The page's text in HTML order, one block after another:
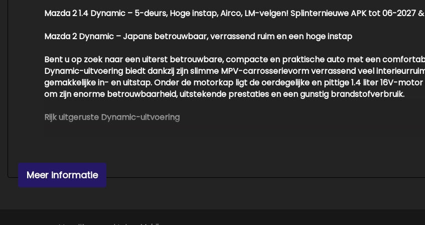
Mazda 2 1.4 Dynamic – 5-deurs, Hoge instap, Airco, LM-velgen! Splinternieuwe APK tot 06-2027 &
Mazda 2 Dynamic – Japans betrouwbaar, verrassend ruim en een hoge instap
Bent u op zoek naar een uiterst betrouwbare, compacte en praktische auto met een
Dynamic-uitvoering biedt dankzij zijn slimme MPV-carrosserievorm verrassend veel
gemakkelijke in- en uitstap. Onder de motorkap ligt de oerdegelijke en pittige 1.4 liter 16V-
om zijn enorme betrouwbaarheid, uitstekende prestaties en een gunstig brandstofverbruik.
Rijk uitgeruste Dynamic-uitvoering
Exterieur: Sportieve uitstraling dankzij de
Interieur: Een stijlvolle aluminium interieurafwerking, een lederen stuurwiel,elektrische
bestuurdersstoel. Het betreft hier een frisse, schone
zijairbags).
Meer informatie